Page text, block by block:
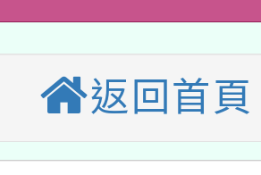
象擴大為「滿6
民眾」措施，
研究院辦理「
優單位及節水達
8月22日(星期六
市孔廟祈福系列
慧啟航」
桃園地景藝術
桃園藝術巡演
育部國民及學前
返回首頁